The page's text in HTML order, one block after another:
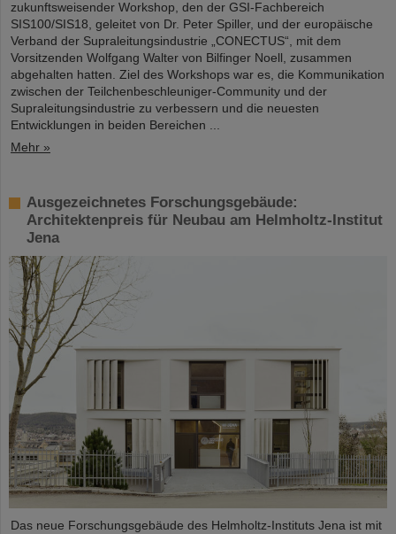
zukunftsweisender Workshop, den der GSI-Fachbereich
SIS100/SIS18, geleitet von Dr. Peter Spiller, und der europäische
Verband der Supraleitungsindustrie „CONECTUS“, mit dem
Vorsitzenden Wolfgang Walter von Bilfinger Noell, zusammen
abgehalten hatten. Ziel des Workshops war es, die Kommunikation
zwischen der Teilchenbeschleuniger-Community und der
Supraleitungsindustrie zu verbessern und die neuesten
Entwicklungen in beiden Bereichen ...
Mehr »
Ausgezeichnetes Forschungsgebäude:
Architektenpreis für Neubau am Helmholtz-Institut
Jena
Das neue Forschungsgebäude des Helmholtz-Instituts Jena ist mit